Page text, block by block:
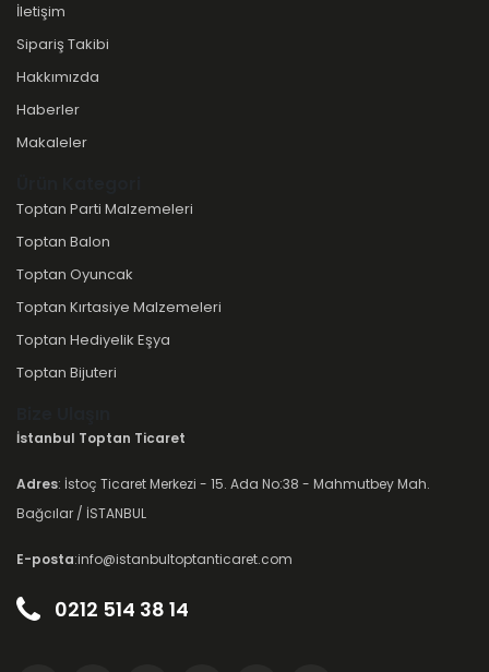
İletişim
Sipariş Takibi
Hakkımızda
Haberler
Makaleler
Toptan Parti Malzemeleri
Toptan Balon
Toptan Oyuncak
Toptan Kırtasiye Malzemeleri
Toptan Hediyelik Eşya
Toptan Bijuteri
İstanbul Toptan Ticaret
Adres: İstoç Ticaret Merkezi - 15. Ada No:38 - Mahmutbey Mah.
Bağcılar / İSTANBUL
E-posta:info@istanbultoptanticaret.com
0212 514 38 14